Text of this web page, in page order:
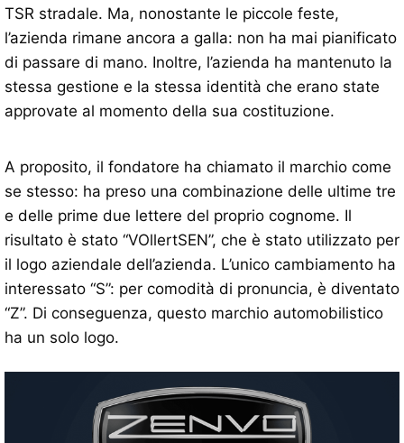
TSR stradale. Ma, nonostante le piccole feste,
l’azienda rimane ancora a galla: non ha mai pianificato
di passare di mano. Inoltre, l’azienda ha mantenuto la
stessa gestione e la stessa identità che erano state
approvate al momento della sua costituzione.
A proposito, il fondatore ha chiamato il marchio come
se stesso: ha preso una combinazione delle ultime tre
e delle prime due lettere del proprio cognome. Il
risultato è stato “VOllertSEN”, che è stato utilizzato per
il logo aziendale dell’azienda. L’unico cambiamento ha
interessato “S”: per comodità di pronuncia, è diventato
“Z”. Di conseguenza, questo marchio automobilistico
ha un solo logo.